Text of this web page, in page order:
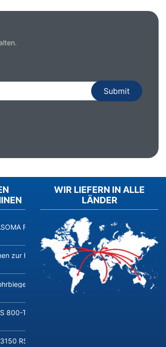
FZS 3200 (Baujahr 2014, Siemens 840D sl)
zur Herstellung und Verarbeitung von
transfluid DB 642-CNC-R/L zu
800-Tonnen Hydraulikpresse kaufen
RS 170/155 Spritzgießmaschine kaufen
WIR LIEFERN IN ALLE
LÄNDER